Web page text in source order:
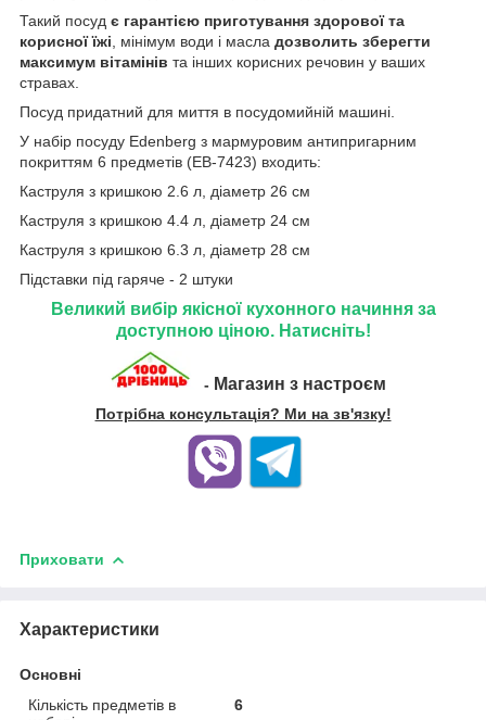
Такий посуд є гарантією приготування здорової та
корисної їжі, мінімум води і масла дозволить зберегти
максимум вітамінів та інших корисних речовин у ваших
стравах.
Посуд придатний для миття в посудомийній машині.
У набір посуду Edenberg з мармуровим антипригарним
покриттям 6 предметів (EB-7423) входить:
Каструля з кришкою 2.6 л, діаметр 26 см
Каструля з кришкою 4.4 л, діаметр 24 см
Каструля з кришкою 6.3 л, діаметр 28 см
Підставки під гаряче - 2 штуки
Великий вибір якісної кухонного начиння за
доступною ціною. Натисніть!
- Магазин з настроєм
Потрібна консультація? Ми на зв'язку!
Приховати
Характеристики
Основні
Кількість предметів в
6